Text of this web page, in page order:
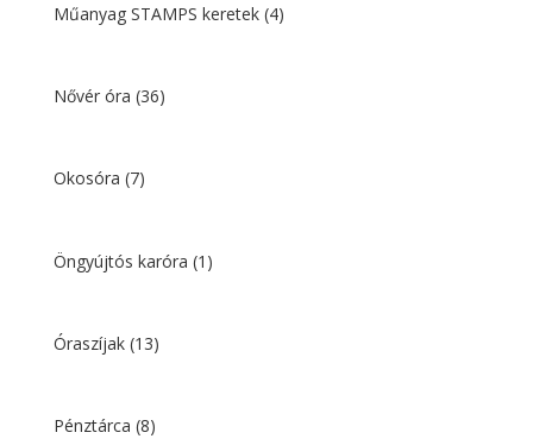
Műanyag STAMPS keretek (4)
Nővér óra (36)
Okosóra (7)
Öngyújtós karóra (1)
Óraszíjak (13)
Pénztárca (8)